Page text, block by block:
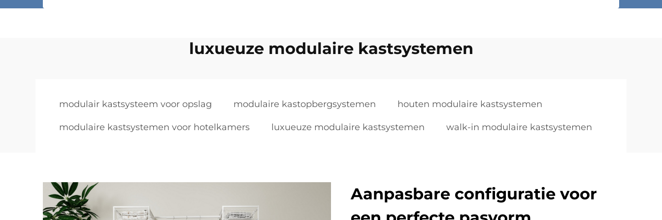
luxueuze modulaire kastsystemen
modulair kastsysteem voor opslag modulaire kastopbergsystemen houten modulaire kastsystemen
modulaire kastsystemen voor hotelkamers luxueuze modulaire kastsystemen walk-in modulaire kastsystemen
Aanpasbare configuratie voor